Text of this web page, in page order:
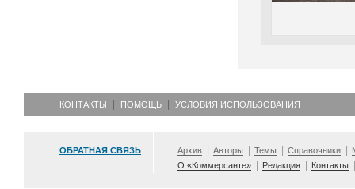
КОНТАКТЫ ПОМОЩЬ УСЛОВИЯ ИСПОЛЬЗОВАНИЯ
ОБРАТНАЯ СВЯЗЬ Архив Авторы Темы Справочники
О «Коммерсанте»
Редакция Контакты